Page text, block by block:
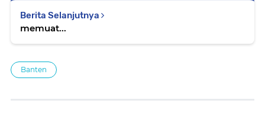
Berita Selanjutnya
memuat...
Banten